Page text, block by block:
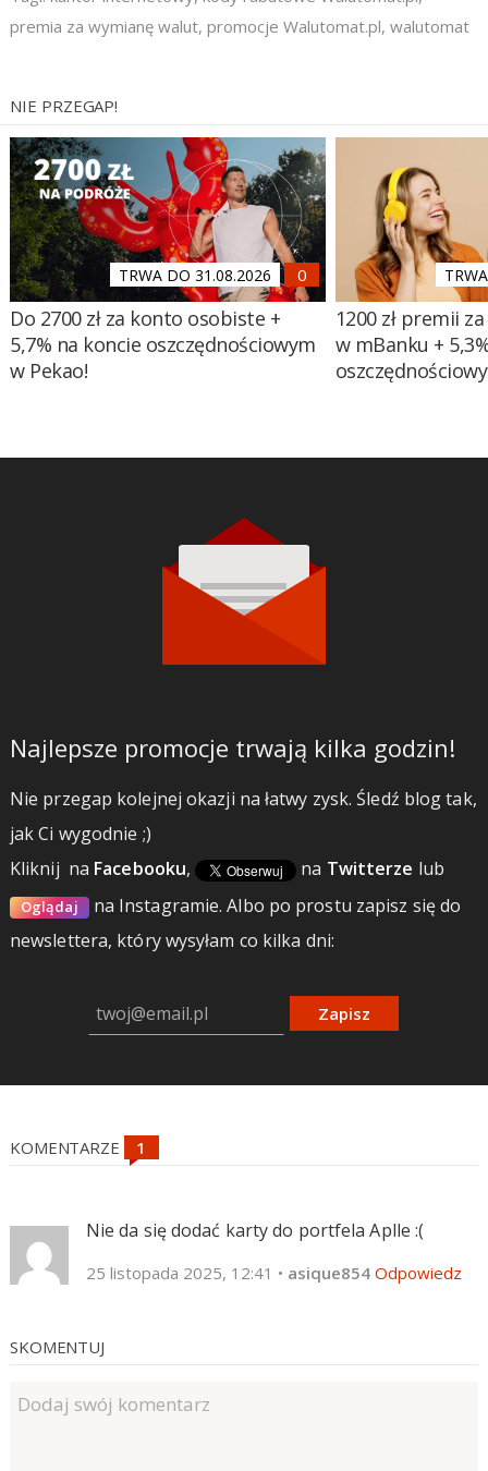
premia za wymianę walut, promocje Walutomat.pl, walutomat
NIE PRZEGAP!
TRWA DO 31.08.2026
Do 2700 zł za konto osobiste +
5,7% na koncie oszczędnościowym
w Pekao!
1200 zł premii
w mBanku +
Najlepsze promocje trwają kilka godzin!
Nie przegap kolejnej okazji na łatwy zysk. Śledź blog tak,
jak Ci wygodnie ;)
Kliknij na Facebooku, na Twitterze lub
Oglądaj na Instagramie.Albo po prostu zapisz się do
newslettera, który wysyłam co kilka dni:
Zapisz
KOMENTARZE
Nie da się dodać karty do portfela Aplle :(
25 listopada 2025, 12:41 • asique854 Odpowiedz
SKOMENTUJ